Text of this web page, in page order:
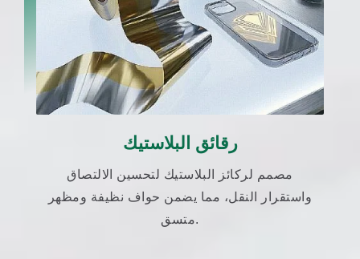
رقائق البلاستيك
مصمم لركائز البلاستيك لتحسين الالتصاق
واستقرار النقل، مما يضمن حواف نظيفة ومظهر
متسق.